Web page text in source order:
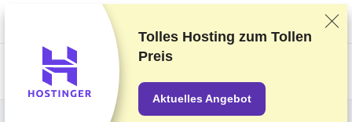
Wir bewerten die Anbieter auf Grundlage strenger Tests und Bewertungen,
berücksichtigen aber auch Dein Feedback und unsere geschäftlichen
Vereinbarungen mit den Anbietern.Diese Seite enthält Affiliate-Links
Tolles Hosting zum Tollen
Preis
Aktuelles Angebot